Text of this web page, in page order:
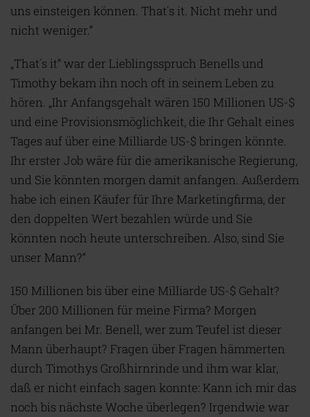
uns einsteigen können. That´s it. Nicht mehr und
nicht weniger.”
„That´s it” war der Lieblingsspruch Benells und
Timothy bekam ihn noch oft in seinem Leben zu
hören. „Ihr Anfangsgehalt wären 150 Millionen US-$
und eine Provisionsmöglichkeit, die Ihr Gehalt eines
Tages auf über eine Milliarde US-$ bringen könnte.
Ihr erster Job wäre für die amerikanische Regierung,
und Sie könnten morgen damit anfangen. Außerdem
habe ich einen Käufer für Ihre Marketingfirma, der
den doppelten Wert bezahlen würde und Sie
könnten noch heute unterschreiben. Also, sind Sie
unser Mann?“
150 Millionen bis über eine Milliarde US-$ Gehalt?
Über 200 Millionen für meine Firma? Morgen
anfangen bei Mr. Benell, wer zum Teufel ist dieser
Mann überhaupt? Fragen über Fragen hämmerten
durch Timothys Großhirnrinde und ihm war klar,
daß er nicht einfach sagen konnte: Kann ich mir das
noch bis nächste Woche überlegen? Irgendwie war